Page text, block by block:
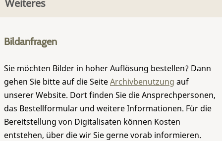
Weiteres
Bildanfragen
Sie möchten Bilder in hoher Auflösung bestellen? Dann
gehen Sie bitte auf die SeiteArchivbenutzung auf
unserer Website. Dort finden Sie die Ansprechpersonen,
das Bestellformular und weitere Informationen. Für die
Bereitstellung von Digitalisaten können Kosten
entstehen, über die wir Sie gerne vorab informieren.